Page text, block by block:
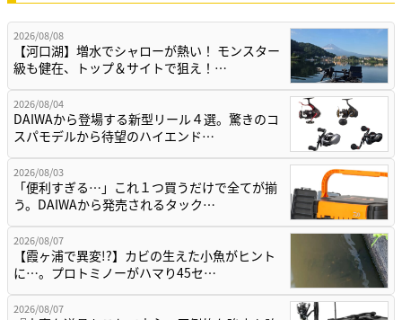
2026/08/08
【河口湖】増水でシャローが熱い！ モンスター
級も健在、トップ＆サイトで狙え！…
2026/08/04
DAIWAから登場する新型リール４選。驚きのコ
スパモデルから待望のハイエンド…
2026/08/03
「便利すぎる…」これ１つ買うだけで全てが揃
う。DAIWAから発売されるタック…
2026/08/07
【霞ヶ浦で異変!?】カビの生えた小魚がヒント
に…。プロトミノーがハマり45セ…
2026/08/07